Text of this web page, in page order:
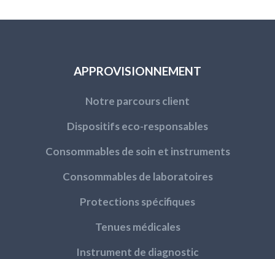
APPROVISIONNEMENT
Notre parcours client
Dispositifs eco-responsables
Consommables de soin et instruments
Consommables de laboratoires
Protections spécifiques
Tenues médicales
Instrument de diagnostic